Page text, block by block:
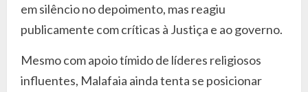
em silêncio no depoimento, mas reagiu
publicamente com críticas à Justiça e ao governo.
Mesmo com apoio tímido de líderes religiosos
influentes, Malafaia ainda tenta se posicionar